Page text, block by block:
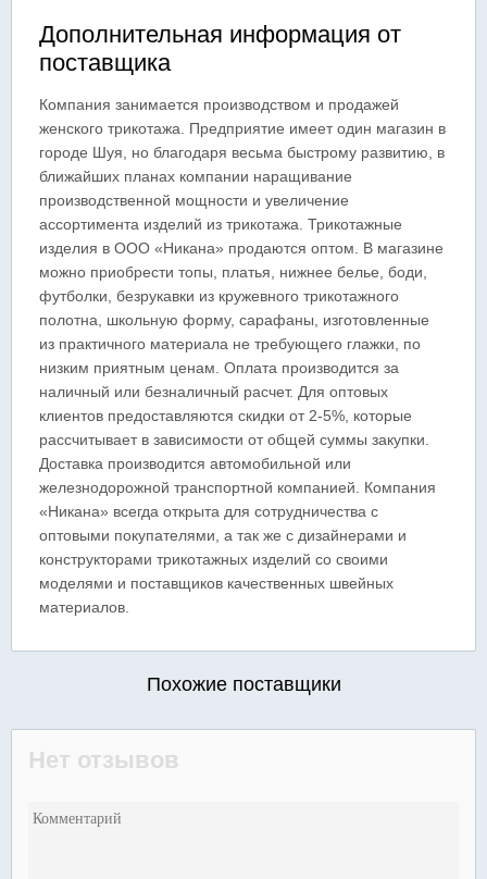
Дополнительная информация от
поставщика
Компания занимается производством и продажей
женского трикотажа. Предприятие имеет один магазин в
городе Шуя, но благодаря весьма быстрому развитию, в
ближайших планах компании наращивание
производственной мощности и увеличение
ассортимента изделий из трикотажа. Трикотажные
изделия в ООО «Никана» продаются оптом. В магазине
можно приобрести топы, платья, нижнее белье, боди,
футболки, безрукавки из кружевного трикотажного
полотна, школьную форму, сарафаны, изготовленные
из практичного материала не требующего глажки, по
низким приятным ценам. Оплата производится за
наличный или безналичный расчет. Для оптовых
клиентов предоставляются скидки от 2-5%, которые
рассчитывает в зависимости от общей суммы закупки.
Доставка производится автомобильной или
железнодорожной транспортной компанией. Компания
«Никана» всегда открыта для сотрудничества с
оптовыми покупателями, а так же с дизайнерами и
конструкторами трикотажных изделий со своими
моделями и поставщиков качественных швейных
материалов.
Похожие поставщики
Нет отзывов